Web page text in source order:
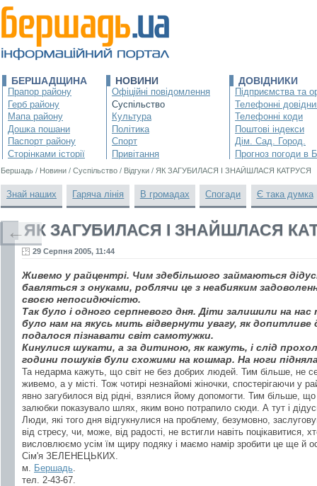
БЕРШАДЩИНА
Прапор району
Герб району
Мапа району
Дошка пошани
Паспорт району
Сторінками історії
НОВИНИ
Офіційні повідомлення
Суспільство
Культура
Політика
Спорт
Привітання
ДОВІДНИКИ
Підприємства та
Телефонні
Телефонні коди
Поштові індекси
Дім. Сад. Город.
Прогноз погоди в
Бершадь / Новини / Суспільство / Відгуки / ЯК ЗАГУБИЛАСЯ І ЗНАЙШЛАСЯ КАТРУСЯ
Знай наших Гаряча лінія В громадах Спогади Є така думка
ЯК ЗАГУБИЛАСЯ І ЗНАЙШЛАСЯ
29 Серпня 2005, 11:44
Живемо у райцентрі. Чим здебільшого займаються
бавляться з онуками, роблячи це з неабияким
своєю непосидючістю.
Так було і одного серпневого дня. Діти залишили на
було нам на якусь мить відвернути увагу, як
подалося пізнавати світ самотужки.
Кинулися шукати, а за дитиною, як кажуть, і слід
години пошуків були схожими на кошмар. На ноги
Та недарма кажуть, що світ не без добрих людей. Тим більше, не
живемо, а у місті. Тож чотирі незнайомі жіночки, спостерігаючи у
явно загубилося від рідні, взялися йому допомогти. Тим більше,
залюбки показувало шлях, яким воно потрапило сюди. А тут і
Люди, які того дня відгукнулися на проблему, безумовно,
від стресу, чи, може, від радості, не встигли навіть поцікавитися,
висловлюємо усім їм щиру подяку і маємо намір зробити це ще й
Сім'я ЗЕЛЕНЕЦЬКИХ.
м.
Бершадь
тел. 2-43-67.
←